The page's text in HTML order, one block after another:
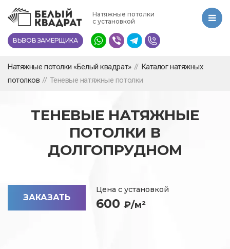
Перейти
основному
содержанию
Натяжные потолки
с установкой
ВЫЗОВ ЗАМЕРЩИКА
Натяжные потолки «Белый квадрат» // Каталог натяжных
потолков // Теневые натяжные потолки
ТЕНЕВЫЕ НАТЯЖНЫЕ
ПОТОЛКИ В
ДОЛГОПРУДНОМ
ЗАКАЗАТЬ
Цена с установкой
600 ₽/м²